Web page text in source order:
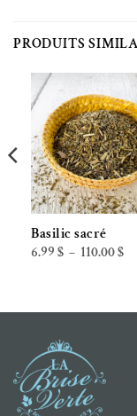
PRODUITS
Ajouter à la liste de
Basilic sacré
6.99 $ – 110.00$